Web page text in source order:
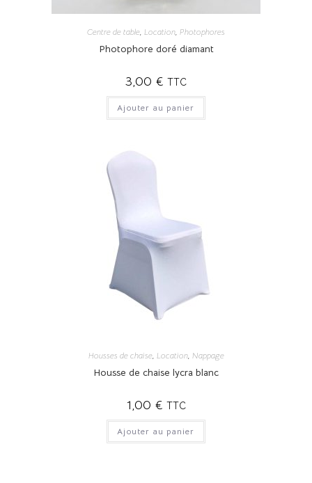
Centre de table, Location, Photophores
Photophore doré diamant
3,00 € TTC
Ajouter au panier
Housses de chaise, Location, Nappage
Housse de chaise lycra blanc
1,00 € TTC
Ajouter au panier